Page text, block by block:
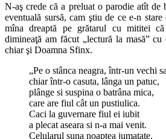
N-aş crede că a preluat o parodie atît de
eventuală sursă, cam ştiu de ce e-n
mîna dreaptă pe grătarul cu mititei
dimineaţă am făcut „lectură la masă”
chiar şi Doamna Sfinx.
„Pe o stânca neagra, într-un vechi
chiar într-o casuta, lânga un patuc,
plânge si suspina o batrâna mica,
care are fiul cât un pustiulica.
Caci la guvernare fiul ei iubit
a plecat aseara si n-a mai venit.
Celularul suna noaptea jumatate.